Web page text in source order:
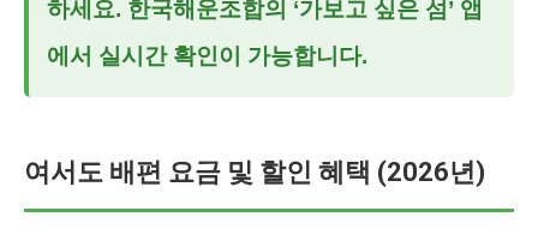
하세요. 한국해운조합의 ‘가보고 싶은 섬’ 앱
에서 실시간 확인이 가능합니다.
여서도 배편 요금 및 할인 혜택 (2026년)